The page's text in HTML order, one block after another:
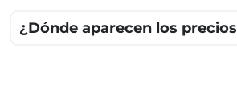
¿Dónde aparecen los